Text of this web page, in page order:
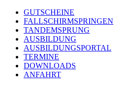
GUTSCHEINE
FALLSCHIRMSPRINGEN
TANDEMSPRUNG
AUSBILDUNG
AUSBILDUNGSPORTAL
TERMINE
DOWNLOADS
ANFAHRT